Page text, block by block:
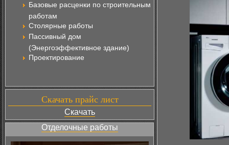
Базовые расценки по строительным
работам
Столярные работы
Пассивный дом
(Энергоэффективное здание)
Проектирование
Скачать прайс лист
Скачать
Отделочные работы